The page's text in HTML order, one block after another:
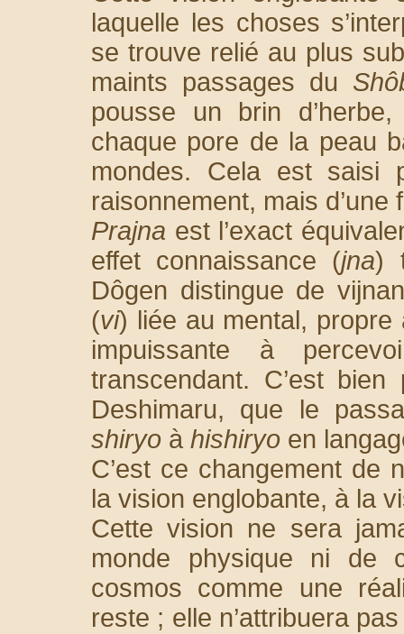
laquelle les choses
se trouve relié au plus
maints passages du
pousse un brin
chaque pore de la peau
mondes. Cela est
raisonnement, mais d’une
Prajna est l’exact
effet connaissance (jna)
Dôgen distingue de
(vi) liée au mental, propre
impuissante à
transcendant. C’est
Deshimaru, que le
shiryo à hishiryo en
C’est ce changement de
la vision englobante, à la
Cette vision ne sera
monde physique ni de
cosmos comme une
reste ; elle n’attribuera